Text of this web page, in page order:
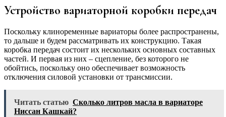
Устройство вариаторной коробки передач
Поскольку клиноременные вариаторы более распространены,
то дальше и будем рассматривать их конструкцию. Такая
коробка передач состоит их нескольких основных составных
частей. И первая из них – сцепление, без которого не
обойтись, поскольку оно обеспечивает возможность
отключения силовой установки от трансмиссии.
Читать статью Сколько литров масла в вариаторе
Ниссан Кашкай?